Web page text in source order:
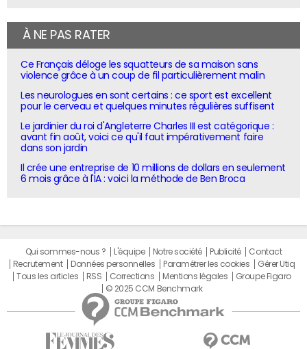
À NE PAS RATER
Ce Français déloge les squatteurs de sa maison sans
violence grâce à un coup de fil particulièrement malin
Les neurologues en sont certains : ce sport est excellent
pour le cerveau et quelques minutes régulières suffisent
Le jardinier du roi d'Angleterre Charles III est catégorique :
avant fin août, voici ce qu'il faut impérativement faire
dans son jardin
Il crée une entreprise de 10 millions de dollars en seulement
6 mois grâce à l'IA : voici la méthode de Ben Broca
Qui sommes-nous ? L'équipe Notre société Publicité
Contact
Recrutement
Données personnelles Paramétrer les cookies
Gérer Utiq
Tous les articles
RSS Corrections Mentions légales
Groupe Figaro
© 2025 CCM Benchmark